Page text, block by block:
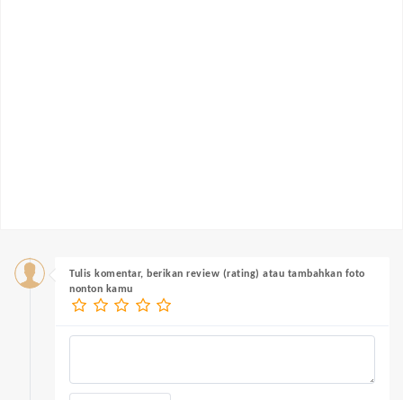
Tulis komentar, berikan review (rating) atau tambahkan foto
nonton kamu